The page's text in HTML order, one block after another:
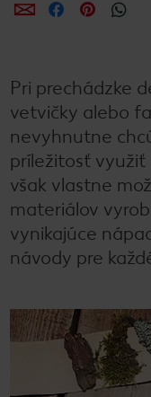
ZdieľaťZdieľaťZdieľať
Pri prechádzke
vetvičky alebo
nevyhnutne
príležitosť využiť
však vlastne
materiálov
vynikajúce
návody pre